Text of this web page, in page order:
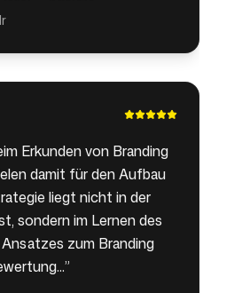
Erkunden von Branding
damit für den Aufbau
liegt nicht in der
sondern im Lernen des
zum Branding
”